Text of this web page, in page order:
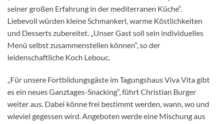
seiner großen Erfahrung in der mediterranen Küche“.
Liebevoll würden kleine Schmankerl, warme Köstlichkeiten
und Desserts zubereitet. „Unser Gast soll sein individuelles
Menü selbst zusammenstellen können“, so der
leidenschaftliche Koch Lebouc.
„Für unsere Fortbildungsgäste im Tagungshaus Viva Vita gibt
es ein neues Ganztages-Snacking“, führt Christian Burger
weiter aus. Dabei könne frei bestimmt werden, wann, wo und
wieviel gegessen wird. Angeboten werde eine Mischung aus